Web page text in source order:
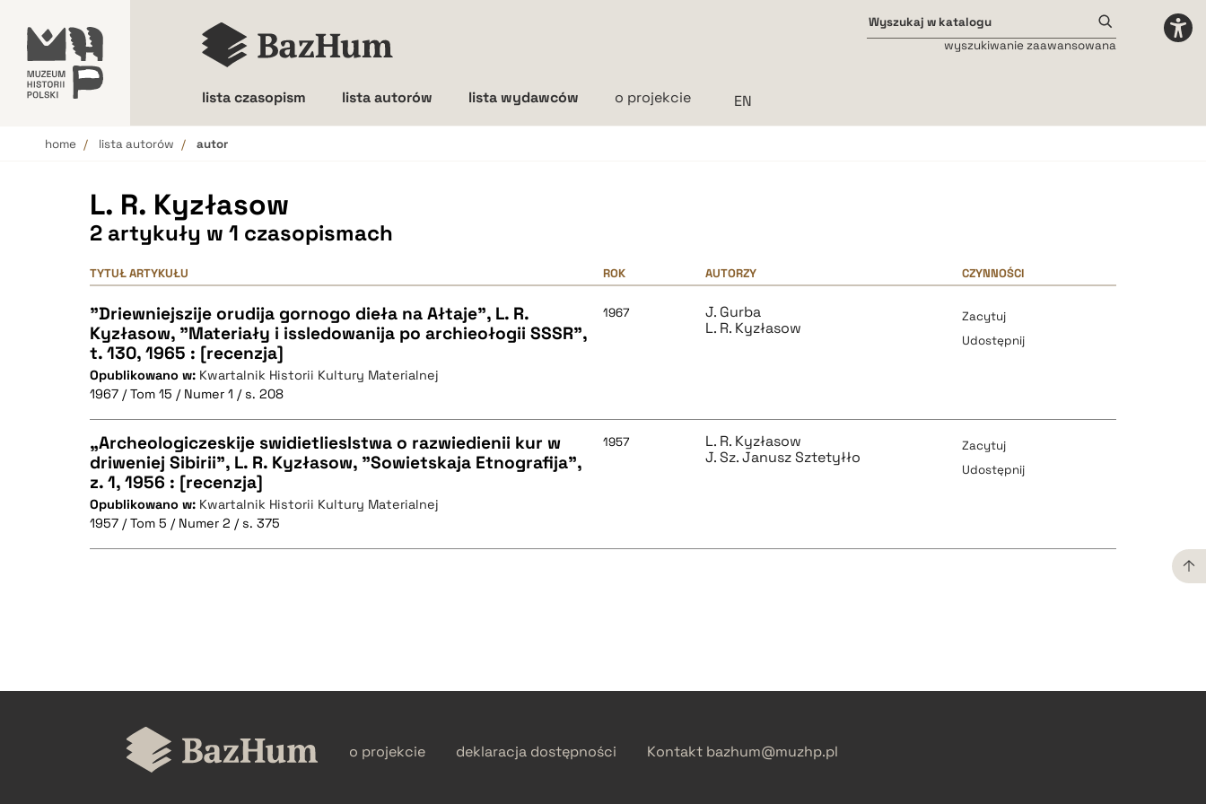
lista czasopism lista autorów lista wydawców o projekcie
wyszukiwanie zaawansowana
home lista autorów autor
L. R. Kyzłasow
2 artykuły w 1 czasopismach
TYTUŁ ARTYKUŁU ROK AUTORZY CZYNNOŚCI
"Driewniejszije orudija gornogo dieła na Ałtaje", L. R.
Kyzłasow, "Materiały i issledowanija po archieołogii SSSR",
t. 130, 1965 : [recenzja]
Opublikowano w: Kwartalnik Historii Kultury Materialnej
1967 / Tom 15 / Numer 1 / s. 208
1967
J. Gurba
L. R. Kyzłasow
Zacytuj
Udostępnij
CZYSTY TEKST
„Archeologiczeskije swidietlieslstwa o razwiedienii kur w
driweniej Sibirii”, L. R. Kyzłasow, "Sowietskaja Etnografija",
z. 1, 1956 : [recenzja]
Opublikowano w: Kwartalnik Historii Kultury Materialnej
1957 / Tom 5 / Numer 2 / s. 375
1957
L. R. Kyzłasow
J. Sz. Janusz Sztetyłło
Zacytuj
Udostępnij
o projekcie deklaracja dostępności Kontakt bazhum@muzhp.pl